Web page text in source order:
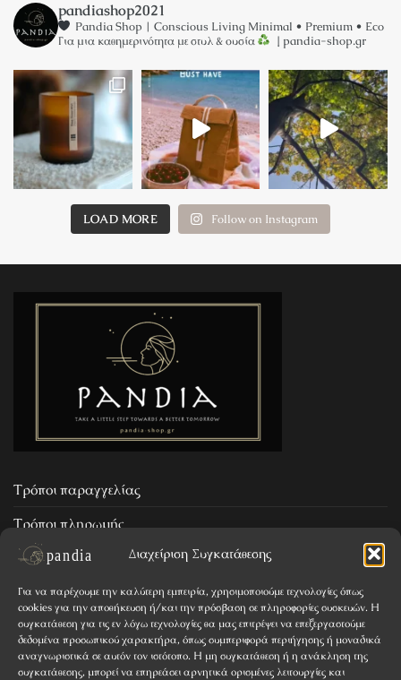
Διαχείριση Συγκατάθεσης
Για να παρέχουμε την καλύτερη εμπειρία, χρησιμοποιούμε τεχνολογίες όπως
cookies για την αποθήκευση ή/και την πρόσβαση σε πληροφορίες συσκευών. Η
συγκατάθεση για τις εν λόγω τεχνολογίες θα μας επιτρέψει να επεξεργαστούμε
δεδομένα προσωπικού χαρακτήρα, όπως συμπεριφορά περιήγησης ή μοναδικά
αναγνωριστικά σε αυτόν τον ιστότοπο. Η μη συγκατάθεση ή η ανάκληση της
συγκατάθεσης, μπορεί να επηρεάσει αρνητικά ορισμένες λειτουργίες και
pandiashop2021
Pandia Shop | Conscious Living Minimal • Premium • Eco
Για μια καθημερινότητα με στυλ & ουσία
↓ pandia-shop.gr
LOAD MORE Follow on Instagram
Τρόποι παραγγελίας
Τρόποι πληρωμής
Επιστροφή προϊόντων
Όροι & Προϋποθέσεις
Απόρρητο